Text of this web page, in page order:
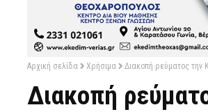
Αρχική σελίδα Χρήσιμα Διακοπή ρεύματος την
Διακοπή